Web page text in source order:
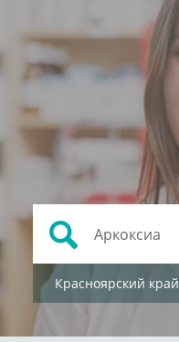
Красноярский край